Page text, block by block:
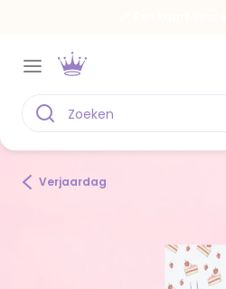
Verjaardag